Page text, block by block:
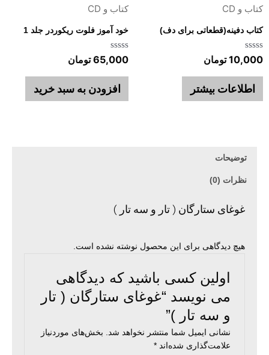
کتاب و CD
کتاب دفینه(قطعاتی برای دف)
امتیاز
0
از
10,000 تومان
اطلاعات بیشتر
کتاب و CD
خود آموز فلوت ریکوردر جلد 1
امتیاز
0
از
65,000 تومان
افزودن به سبد خرید
توضیحات
نظرات (0)
غوغای ستارگان ( تار و سه تار )
هیچ دیدگاهی برای این محصول نوشته نشده است.
اولین کسی باشید که دیدگاهی
می نویسد “غوغای ستارگان ( تار
و سه تار )”
نشانی ایمیل شما منتشر نخواهد شد.
بخش‌های موردنیاز
علامت‌گذاری شده‌اند*